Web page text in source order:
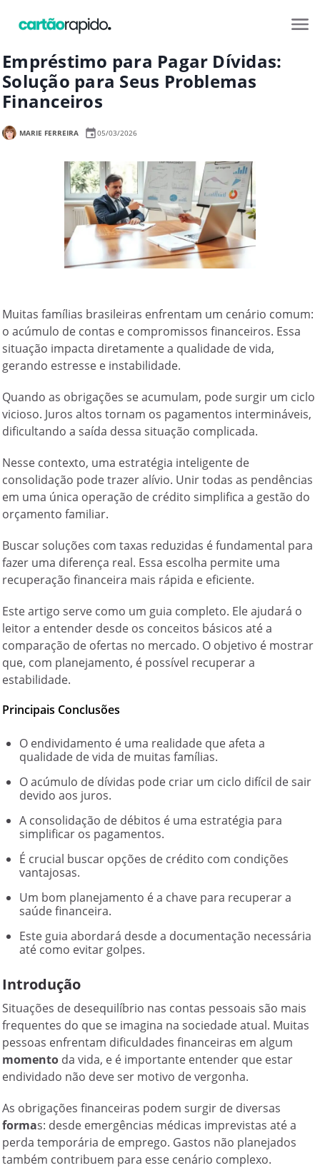
Empréstimo para Pagar Dívidas:
Solução para Seus Problemas
Financeiros
MARIE FERREIRA 05/03/2026
Muitas famílias brasileiras enfrentam um cenário comum:
o acúmulo de contas e compromissos financeiros. Essa
situação impacta diretamente a qualidade de vida,
gerando estresse e instabilidade.
Quando as obrigações se acumulam, pode surgir um ciclo
vicioso. Juros altos tornam os pagamentos intermináveis,
dificultando a saída dessa situação complicada.
Nesse contexto, uma estratégia inteligente de
consolidação pode trazer alívio. Unir todas as pendências
em uma única operação de crédito simplifica a gestão do
orçamento familiar.
Buscar soluções com taxas reduzidas é fundamental para
fazer uma diferença real. Essa escolha permite uma
recuperação financeira mais rápida e eficiente.
Este artigo serve como um guia completo. Ele ajudará o
leitor a entender desde os conceitos básicos até a
comparação de ofertas no mercado. O objetivo é mostrar
que, com planejamento, é possível recuperar a
estabilidade.
Principais Conclusões
O endividamento é uma realidade que afeta a
qualidade de vida de muitas famílias.
O acúmulo de dívidas pode criar um ciclo difícil de sair
devido aos juros.
A consolidação de débitos é uma estratégia para
simplificar os pagamentos.
É crucial buscar opções de crédito com condições
vantajosas.
Um bom planejamento é a chave para recuperar a
saúde financeira.
Este guia abordará desde a documentação necessária
até como evitar golpes.
Introdução
Situações de desequilíbrio nas contas pessoais são mais
frequentes do que se imagina na sociedade atual. Muitas
pessoas enfrentam dificuldades financeiras em algum
momento da vida, e é importante entender que estar
endividado não deve ser motivo de vergonha.
As obrigações financeiras podem surgir de diversas
formas: desde emergências médicas imprevistas até a
perda temporária de emprego. Gastos não planejados
também contribuem para esse cenário complexo.